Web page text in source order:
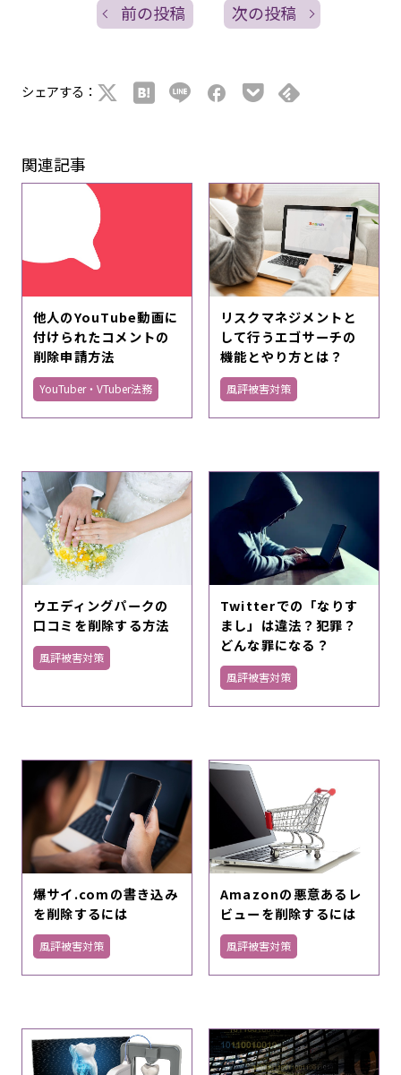
前の投稿 次の投稿
シェアする：
関連記事
他人のYouTube動画に
付けられたコメントの
削除申請方法
YouTuber・VTuber法務
リスクマネジメントと
して行うエゴサーチの
機能とやり方とは？
風評被害対策
ウエディングパークの
口コミを削除する方法
風評被害対策
Twitterでの「なりす
まし」は違法？犯罪？
どんな罪になる？
風評被害対策
爆サイ.comの書き込み
を削除するには
風評被害対策
Amazonの悪意あるレ
ビューを削除するには
風評被害対策